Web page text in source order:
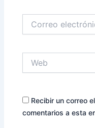
electrónico
Recibir un correo
comentarios a esta